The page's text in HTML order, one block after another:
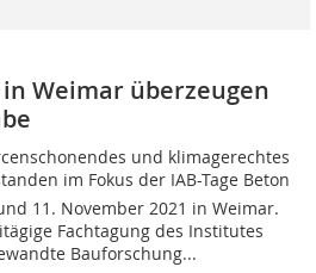
in Weimar überzeugen
und klimagerechtes
im Fokus der IAB-Tage Beton
11. November 2021 in Weimar.
Fachtagung des Institutes
Bauforschung...